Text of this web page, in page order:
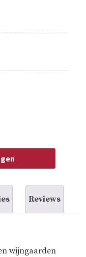
Reviews
wijngaarden